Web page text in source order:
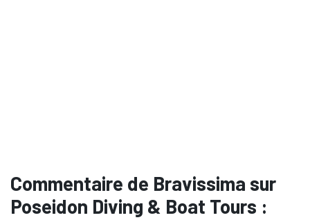
Commentaire de Bravissima sur
Poseidon Diving & Boat Tours :